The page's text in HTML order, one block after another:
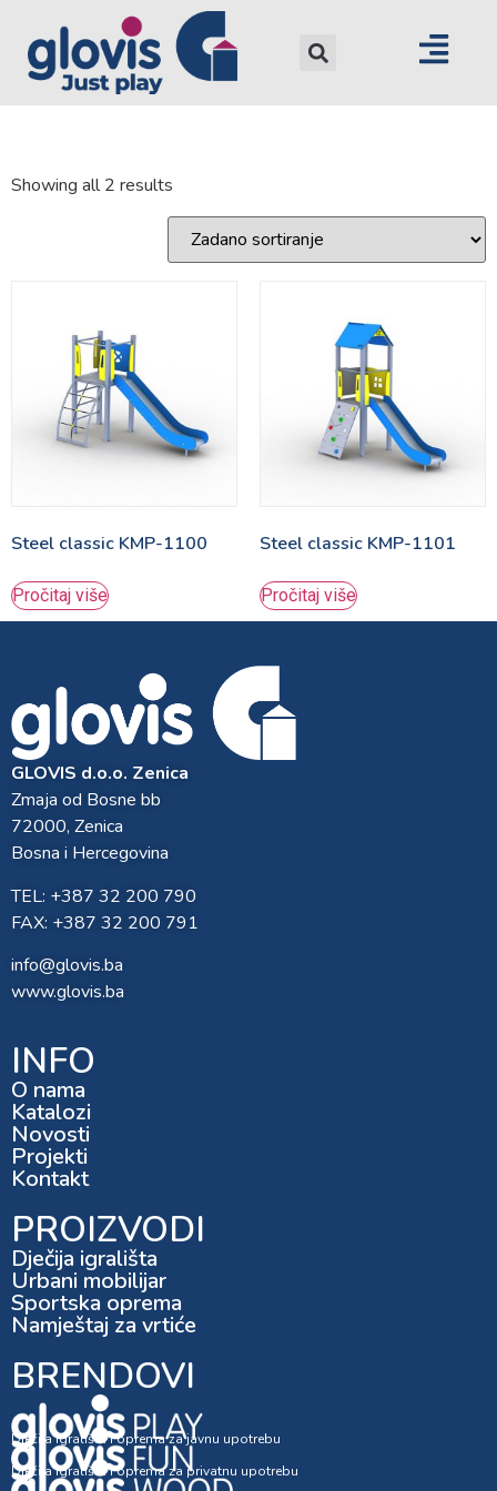
Showing all 2 results
Steel classic KMP-1100
Pročitaj više
Steel classic KMP-1101
Pročitaj više
GLOVIS d.o.o. Zenica
Zmaja od Bosne bb
72000, Zenica
Bosna i Hercegovina
TEL: +387 32 200 790
FAX: +387 32 200 791
info@glovis.ba
www.glovis.ba
INFO
O nama
Katalozi
Novosti
Projekti
Kontakt
PROIZVODI
Dječija igrališta
Urbani mobilijar
Sportska oprema
Namještaj za vrtiće
BRENDOVI
Dječija igrališta i oprema za javnu upotrebu
Dječija igrališta i oprema za privatnu upotrebu